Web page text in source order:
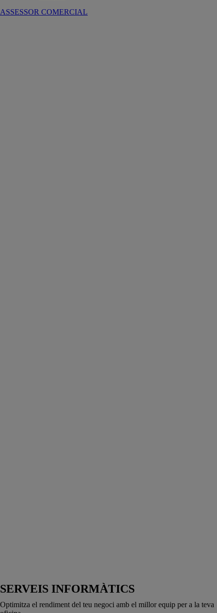
ASSESSOR COMERCIAL
SERVEIS INFORMÀTICS
Optimitza el rendiment del teu negoci amb el millor equip per a la teva